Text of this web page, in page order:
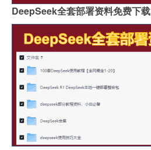
DeepSeek全套部署资料免费下载